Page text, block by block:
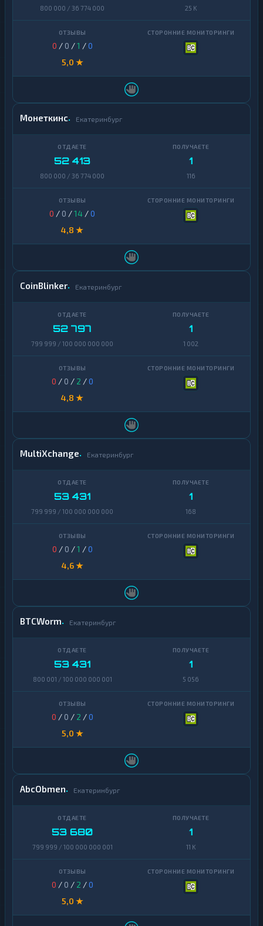
800 000 / 36 774 000 25 K
0 / 0 /1 /0
5,0 ★
Монеткинс Екатеринбург
52 413
800 000 / 36 774 000
1
116
0 / 0 /14 /0
4,8 ★
CoinBlinker Екатеринбург
52 797
799 999 / 100 000 000 000
1
1 002
0 / 0 / 2 /0
4,8 ★
MultiXchange Екатеринбург
53 431
799 999 / 100 000 000 000
1
168
0 / 0 /1 /0
4,6 ★
BTCWorm Екатеринбург
53 431
800 001 / 100 000 000 001
1
5 056
0 / 0 / 2 /0
5,0 ★
AbcObmen Екатеринбург
53 680
799 999 / 100 000 000 001
1
11 K
0 / 0 / 2 /0
5,0 ★